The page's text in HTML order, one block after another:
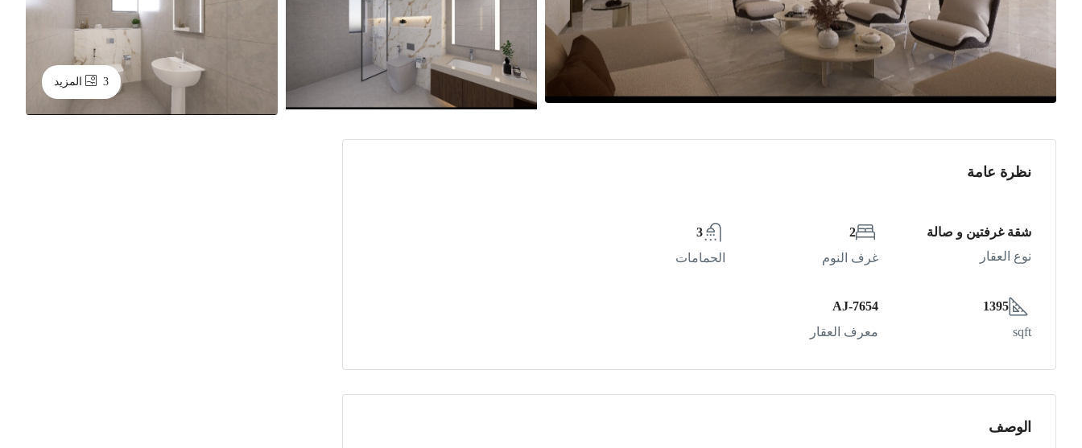
3 المزيد
نظرة عامة
شقة غرفتين و صالة
نوع العقار
2
غرف النوم
3
الحمامات
1395
sqft
AJ-7654
معرف العقار
الوصف